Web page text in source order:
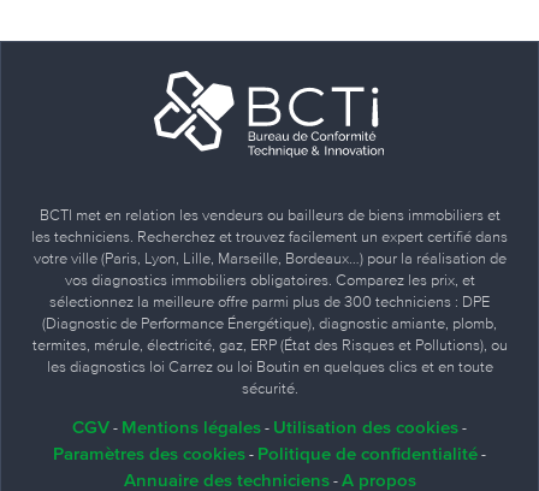
BCTI met en relation les vendeurs ou bailleurs de biens immobiliers et
les techniciens. Recherchez et trouvez facilement un expert certifié dans
votre ville (Paris, Lyon, Lille, Marseille, Bordeaux…) pour la réalisation de
vos diagnostics immobiliers obligatoires. Comparez les prix, et
sélectionnez la meilleure offre parmi plus de 300 techniciens : DPE
(Diagnostic de Performance Énergétique), diagnostic amiante, plomb,
termites, mérule, électricité, gaz, ERP (État des Risques et Pollutions), ou
les diagnostics loi Carrez ou loi Boutin en quelques clics et en toute
sécurité.
CGV - Mentions légales - Utilisation des cookies -
Paramètres des cookies - Politique de confidentialité -
Annuaire des techniciens- A propos